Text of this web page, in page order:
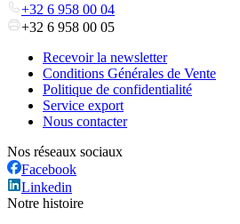
+32 6 958 00 04
+32 6 958 00 05
Recevoir la newsletter
Conditions Générales de Vente
Politique de confidentialité
Service export
Nous contacter
Nos réseaux sociaux
Facebook
Linkedin
Notre histoire